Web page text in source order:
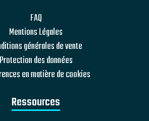
FAQ
Mentions Légales
générales de vente
Protection des données
en matière de cookies
Ressources